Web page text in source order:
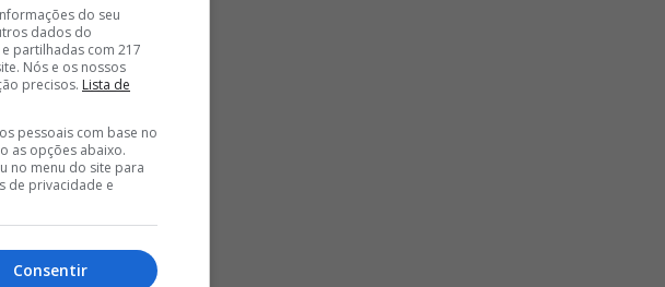
PARA
OUTRA
de
de
do seu
dados do
partilhadas com 217
Nós e os nossos
precisos. Lista de
pessoais com base no
as opções abaixo.
no menu do site para
de privacidade e
Consentir